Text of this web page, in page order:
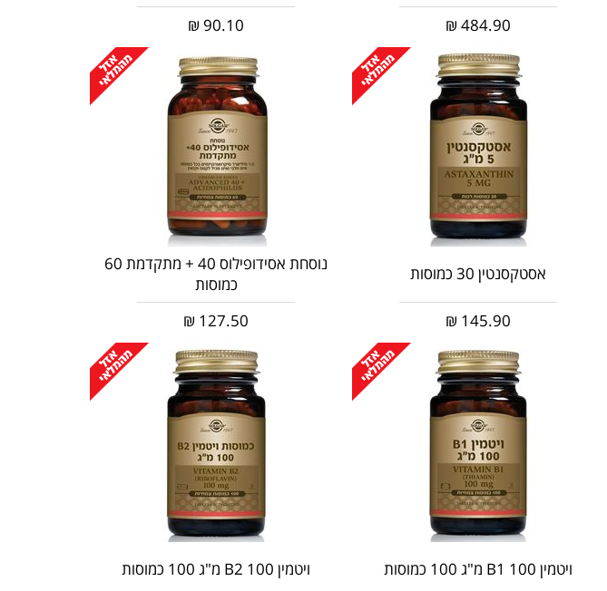
484.90
₪
90.10
₪
אסטקסנטין 30 כמוסות
145.90
₪
נוסחת אסידופילוס 40 + מתקדמת 60
כמוסות
127.50
₪
ויטמין 100 B1 מ"ג 100 כמוסות ויטמין 100 B2 מ"ג 100 כמוסות